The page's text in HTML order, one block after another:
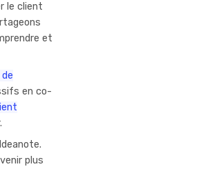
le client
et
en co-
plus